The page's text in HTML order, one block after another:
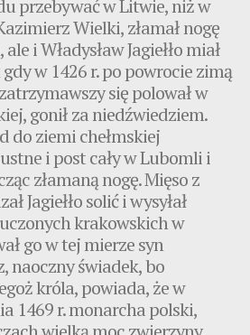
przebywać w Litwie, niż w
Wielki, złamał nogę
i Władysław Jagiełło miał
w 1426 r. po powrocie zimą
się polował w
gonił za niedźwiedziem.
do ziemi chełmskiej
i post cały w Lubomli i
złamaną nogę. Mięso z
Jagiełło solić i wysyłał
krakowskich w
go w tej mierze syn
naoczny świadek, bo
króla, powiada, że w
1469 r. monarcha polski,